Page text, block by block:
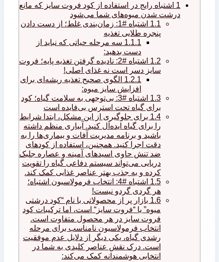
1 اشتباه رایج در استفاده از کود فروت سایز که مانع
درشت شدن میوه‌های شما می‌شود
1.1
اشتباه #1: زمان‌بندی غلط؛ از دست دادن
پنجره طلایی تغذیه
1.1.1سه مرحله حیاتی که نباید از
دست بدهید:
1.2
اشتباه #2: نادیده گرفتن تغذیه پایه؛ فروت
سایز دسر است نه غذای اصلی!
1.2.1الگوی صحیح تغذیه ریشه‌ای برای
افزایش سایز میوه:
1.3
اشتباه #3: بی‌توجهی به سلامت گیاه؛ کود
برای گیاه تحت استرس بی‌فایده است
1.4برای جلوگیری از این مشکل، ابتدا شرایط
را برای گیاه ایده‌آل کنید. آبیاری منظم داشته
باشید و برنامه مدیریت آفات و بیماری‌ها را به
دقت اجرا کنید. همچنین، استفاده از کودهای
ضد تنش حاوی اسیدهای آمینه و عصاره جلبک
دریایی می‌تواند سیستم دفاعی گیاه را تقویت
کرده و به جذب بهتر عناصر غذایی کمک کند.
1.5
اشتباه #4: انتخاب فرمولاسیون اشتباه؛
هر گردی گردو نیست!
1.6بازار پر از محصولاتی با نام “کود درشتی
میوه” یا “فروت سایز“ است، اما ترکیبات کود
فروت سایز در هر محصول متفاوت است.
انتخاب فرمولاسیون نامناسب برای مرحله
رشدی گیاه، یکی دیگر از دلایل عدم موفقیت
است. درک نقش عناصر کلیدی به شما در
انتخابی هوشمندانه کمک می‌کند: